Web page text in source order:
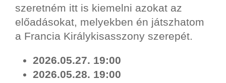
szeretném itt is kiemelni azokat az
előadásokat, melyekben én játszhatom
a Francia Királykisasszony szerepét.
2026.05.27. 19:00
2026.05.28. 19:00